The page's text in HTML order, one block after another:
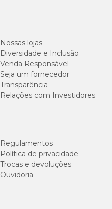
Nossas lojas
Diversidade e Inclusão
Venda Responsável
Seja um fornecedor
Transparência
Relações com Investidores
Regulamentos
Política de privacidade
Trocas e devoluções
Ouvidoria